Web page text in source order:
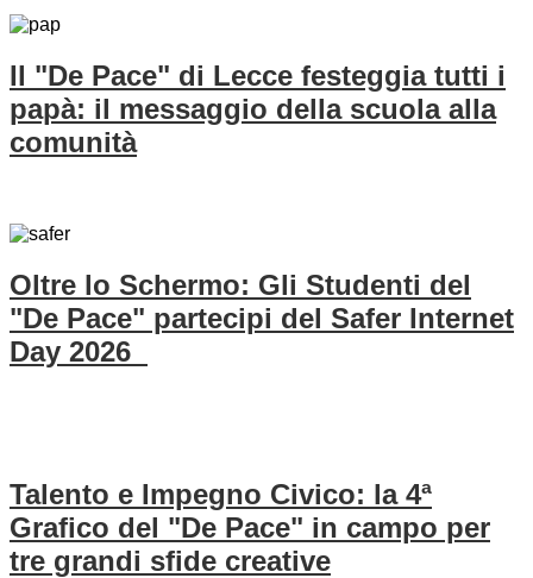
Il "De Pace" di Lecce festeggia tutti i
papà: il messaggio della scuola alla
comunità
Oltre lo Schermo: Gli Studenti del
"De Pace" partecipi del Safer Internet
Day 2026
Talento e Impegno Civico: la 4ª
Grafico del "De Pace" in campo per
tre grandi sfide creative